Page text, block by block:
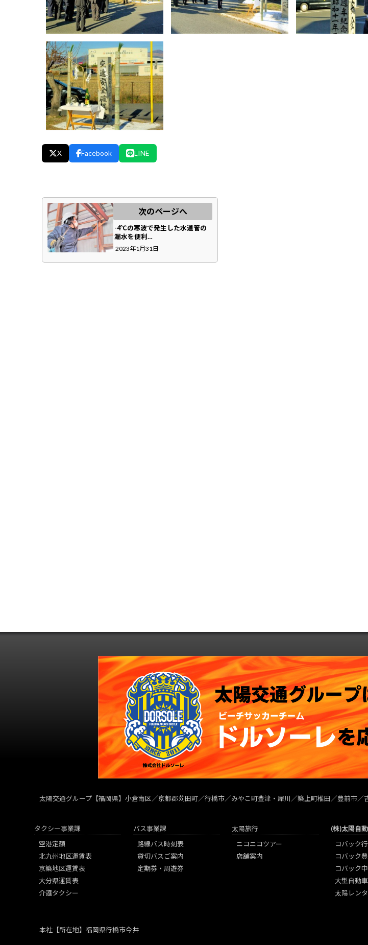
X Facebook LINE
次のページへ
-4℃の寒波で発生した水道管の
漏水を便利…
2023年1月31日
太陽交通グループ 【福岡県】小倉南区／京都郡苅田町／行橋市／みやこ町豊津・犀川／築上町椎田／豊前市
タクシー事業課
空港定額
北九州地区運賃表
京築地区運賃表
大分県運賃表
介護タクシー
バス事業課
路線バス時刻表
貸切バスご案内
定期券・周遊券
太陽旅行
ニコニコツアー
店舗案内
(株)太陽自
コバック
コバック
コバック
大型自動
太陽レン
本社 【所在地】福岡県行橋市今井